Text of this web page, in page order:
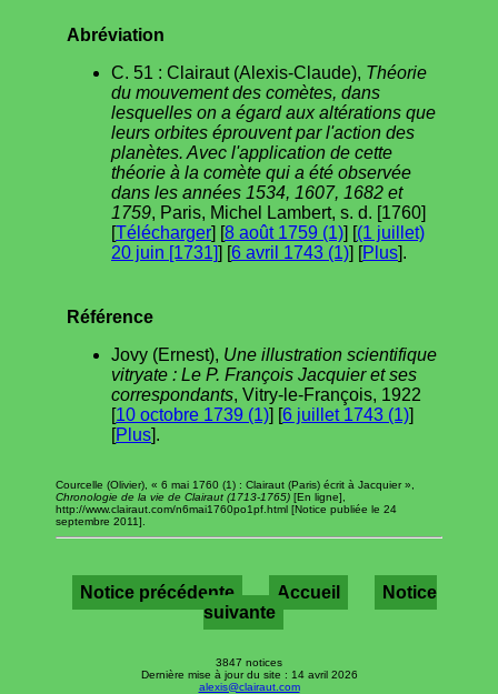
Abréviation
C. 51 : Clairaut (Alexis-Claude), Théorie
du mouvement des comètes, dans
lesquelles on a égard aux altérations que
leurs orbites éprouvent par l'action des
planètes. Avec l'application de cette
théorie à la comète qui a été observée
dans les années 1534, 1607, 1682 et
1759, Paris, Michel Lambert, s. d. [1760]
[Télécharger] [8 août 1759 (1)] [(1 juillet)
20 juin [1731]] [6 avril 1743 (1)] [Plus].
Référence
Jovy (Ernest), Une illustration scientifique
vitryate : Le P. François Jacquier et ses
correspondants, Vitry-le-François, 1922
[10 octobre 1739 (1)] [6 juillet 1743 (1)]
[Plus].
Courcelle (Olivier), « 6 mai 1760 (1) : Clairaut (Paris) écrit à Jacquier »,
Chronologie de la vie de Clairaut (1713-1765) [En ligne],
http://www.clairaut.com/n6mai1760po1pf.html [Notice publiée le 24
septembre 2011].
Notice précédente Accueil
Notice
suivante
3847 notices
Dernière mise à jour du site : 14 avril 2026
alexis@clairaut.com